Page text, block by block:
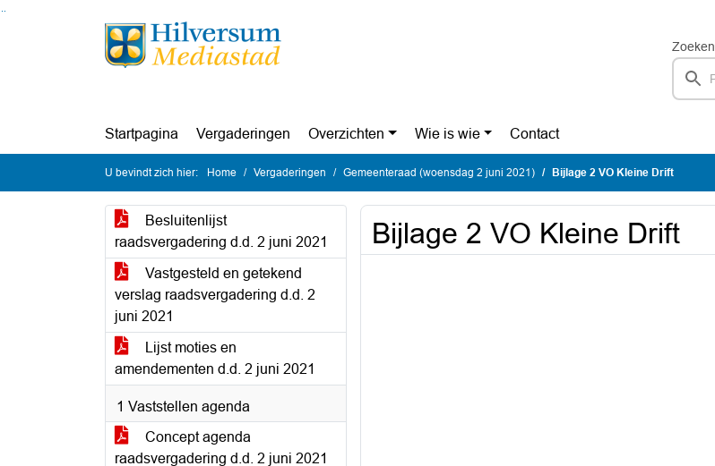
Ga naar de inhoud van deze pagina
Ga naar het zoeken
Ga naar het menu
Zoeken
Startpagina Vergaderingen Overzichten Wie is wie Contact
U bevindt zich hier: Home Vergaderingen Gemeenteraad (woensdag 2 juni 2021) Bijlage 2 VO Kleine Drift
Besluitenlijst
raadsvergadering d.d. 2 juni 2021
Vastgesteld en getekend
verslag raadsvergadering d.d. 2
juni 2021
Lijst moties en
amendementen d.d. 2 juni 2021
1 Vaststellen agenda
Concept agenda
raadsvergadering d.d. 2 juni 2021
Bijlage 2 VO Kleine Drift